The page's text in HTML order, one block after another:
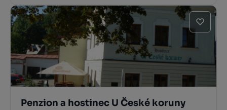
Penzion a hostinec U České koruny